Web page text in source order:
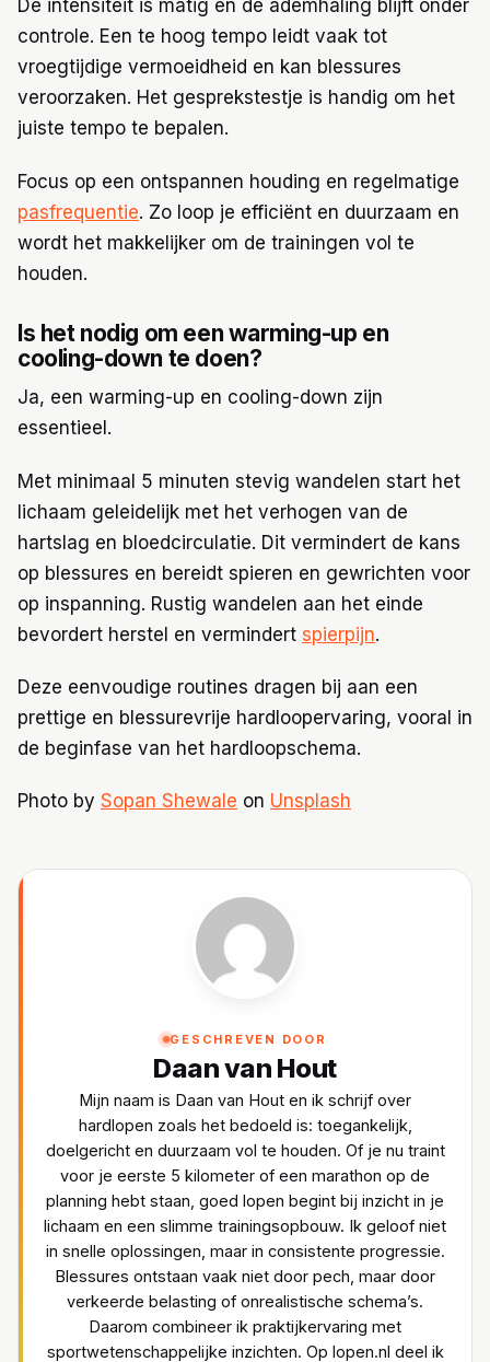
De intensiteit is matig en de ademhaling blijft onder
controle. Een te hoog tempo leidt vaak tot
vroegtijdige vermoeidheid en kan blessures
veroorzaken. Het gesprekstestje is handig om het
juiste tempo te bepalen.
Focus op een ontspannen houding en regelmatige
pasfrequentie. Zo loop je efficiënt en duurzaam en
wordt het makkelijker om de trainingen vol te
houden.
Is het nodig om een warming-up en
cooling-down te doen?
Ja, een warming-up en cooling-down zijn
essentieel.
Met minimaal 5 minuten stevig wandelen start het
lichaam geleidelijk met het verhogen van de
hartslag en bloedcirculatie. Dit vermindert de kans
op blessures en bereidt spieren en gewrichten voor
op inspanning. Rustig wandelen aan het einde
bevordert herstel en vermindert spierpijn.
Deze eenvoudige routines dragen bij aan een
prettige en blessurevrije hardloopervaring, vooral in
de beginfase van het hardloopschema.
Photo by Sopan Shewale on Unsplash
GESCHREVEN DOOR
Daan van Hout
Mijn naam is Daan van Hout en ik schrijf over
hardlopen zoals het bedoeld is: toegankelijk,
doelgericht en duurzaam vol te houden. Of je nu traint
voor je eerste 5 kilometer of een marathon op de
planning hebt staan, goed lopen begint bij inzicht in je
lichaam en een slimme trainingsopbouw. Ik geloof niet
in snelle oplossingen, maar in consistente progressie.
Blessures ontstaan vaak niet door pech, maar door
verkeerde belasting of onrealistische schema’s.
Daarom combineer ik praktijkervaring met
sportwetenschappelijke inzichten. Op lopen.nl deel ik